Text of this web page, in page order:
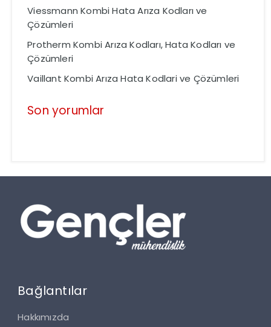
Viessmann Kombi Hata Arıza Kodları ve
Çözümleri
Protherm Kombi Arıza Kodları, Hata Kodları ve
Çözümleri
Vaillant Kombi Arıza Hata Kodlari ve Çözümleri
Son yorumlar
Bağlantılar
Hakkımızda